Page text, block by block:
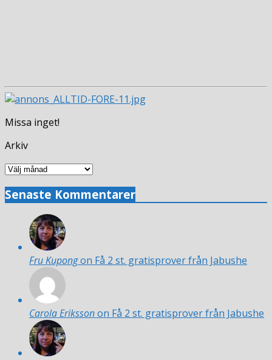
Missa inget!
Arkiv
Arkiv
Senaste Kommentarer
Fru Kupongon Få 2 st. gratisprover från Jabushe
Carola Erikssonon Få 2 st. gratisprover från Jabushe